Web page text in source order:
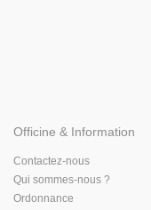
Officine & Information
Contactez-nous
Qui sommes-nous ?
Ordonnance